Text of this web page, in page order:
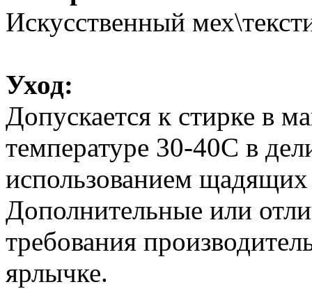
Искусственный
Уход:
Допускается к стирке в
температуре 30-40С в
использованием
Дополнительные или
требования
ярлычке.